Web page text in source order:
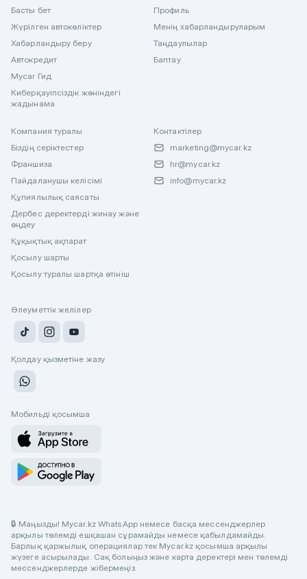
Басты бет
Жүрілген автокөліктер
Хабарландыру беру
Автокредит
Mycar Гид
Киберқауіпсіздік жөніндегі
жадынама
Профиль
Менің хабарландыруларым
Таңдаулылар
Баптау
Компания туралы
Біздің серіктестер
Франшиза
Пайдаланушы келісімі
Құпиялылық саясаты
Дербес деректерді жинау және
өңдеу
Құқықтық ақпарат
Қосылу шарты
Қосылу туралы шартқа өтініш
Контактілер
marketing@mycar.kz
hr@mycar.kz
info@mycar.kz
Әлеуметтік желілер
Қолдау қызметіне жазу
Мобильді қосымша
🔒 Маңызды! Mycar.kz WhatsApp немесе басқа мессенджерлер
арқылы төлемді ешқашан сұрамайды немесе қабылдамайды.
Барлық қаржылық операциялар тек Mycar.kz қосымша арқылы
жүзеге асырылады. Сақ болыңыз және карта деректері мен төлемді
мессенджерлерде жібермеңіз.